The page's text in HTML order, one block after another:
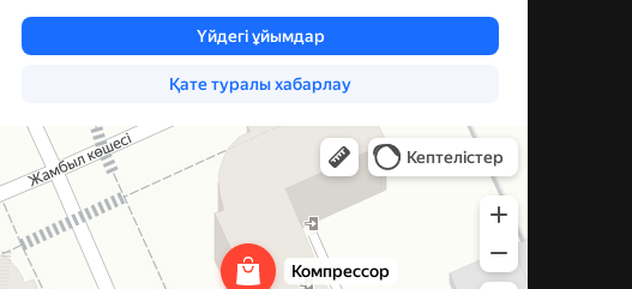
Компрессор
Запчасти и аксессуары для бытовой техники в Караганде